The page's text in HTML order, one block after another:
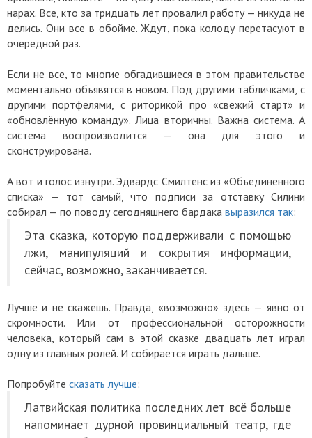
нарах. Все, кто за тридцать лет провалил работу — никуда не
делись. Они все в обойме. Ждут, пока колоду перетасуют в
очередной раз.
Если не все, то многие обгадившиеся в этом правительстве
моментально объявятся в новом. Под другими табличками, с
другими портфелями, с риторикой про «свежий старт» и
«обновлённую команду». Лица вторичны. Важна система. А
система воспроизводится — она для этого и
сконструирована.
А вот и голос изнутри. Эдвардс Смилтенс из «Объединённого
списка» — тот самый, что подписи за отставку Силини
собирал — по поводу сегодняшнего бардака выразился так:
Эта сказка, которую поддерживали с помощью
лжи, манипуляций и сокрытия информации,
сейчас, возможно, заканчивается.
Лучше и не скажешь. Правда, «возможно» здесь — явно от
скромности. Или от профессиональной осторожности
человека, который сам в этой сказке двадцать лет играл
одну из главных ролей. И собирается играть дальше.
Попробуйте сказать лучше:
Латвийская политика последних лет всё больше
напоминает дурной провинциальный театр, где